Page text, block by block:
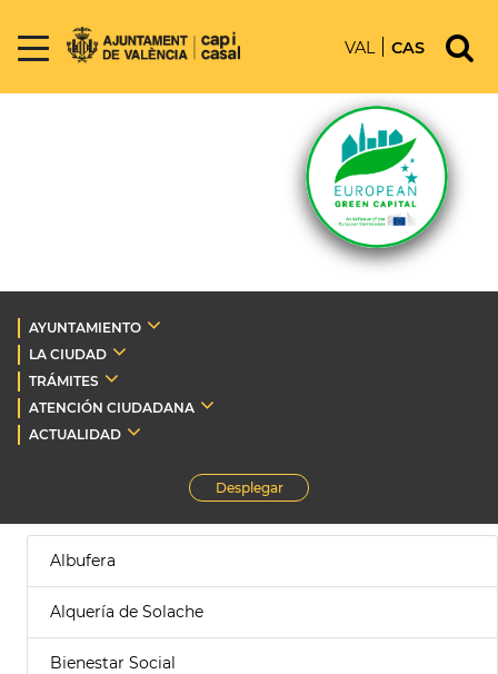
VAL CAS
AYUNTAMIENTO
LA CIUDAD
TRÁMITES
ATENCIÓN CIUDADANA
ACTUALIDAD
Desplegar
Albufera
Alquería de Solache
Bienestar Social